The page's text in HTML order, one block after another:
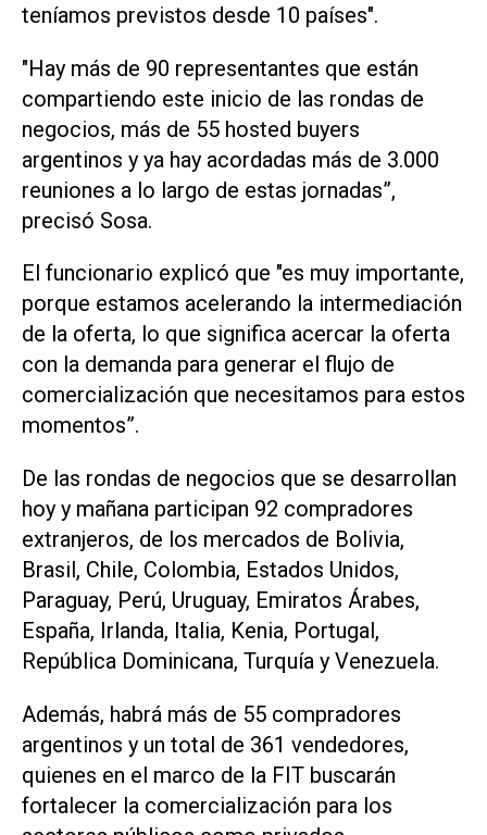
teníamos previstos desde 10 países".
"Hay más de 90 representantes que están
compartiendo este inicio de las rondas de
negocios, más de 55 hosted buyers
argentinos y ya hay acordadas más de 3.000
reuniones a lo largo de estas jornadas”,
precisó Sosa.
El funcionario explicó que "es muy importante,
porque estamos acelerando la intermediación
de la oferta, lo que significa acercar la oferta
con la demanda para generar el flujo de
comercialización que necesitamos para estos
momentos”.
De las rondas de negocios que se desarrollan
hoy y mañana participan 92 compradores
extranjeros, de los mercados de Bolivia,
Brasil, Chile, Colombia, Estados Unidos,
Paraguay, Perú, Uruguay, Emiratos Árabes,
España, Irlanda, Italia, Kenia, Portugal,
República Dominicana, Turquía y Venezuela.
Además, habrá más de 55 compradores
argentinos y un total de 361 vendedores,
quienes en el marco de la FIT buscarán
fortalecer la comercialización para los